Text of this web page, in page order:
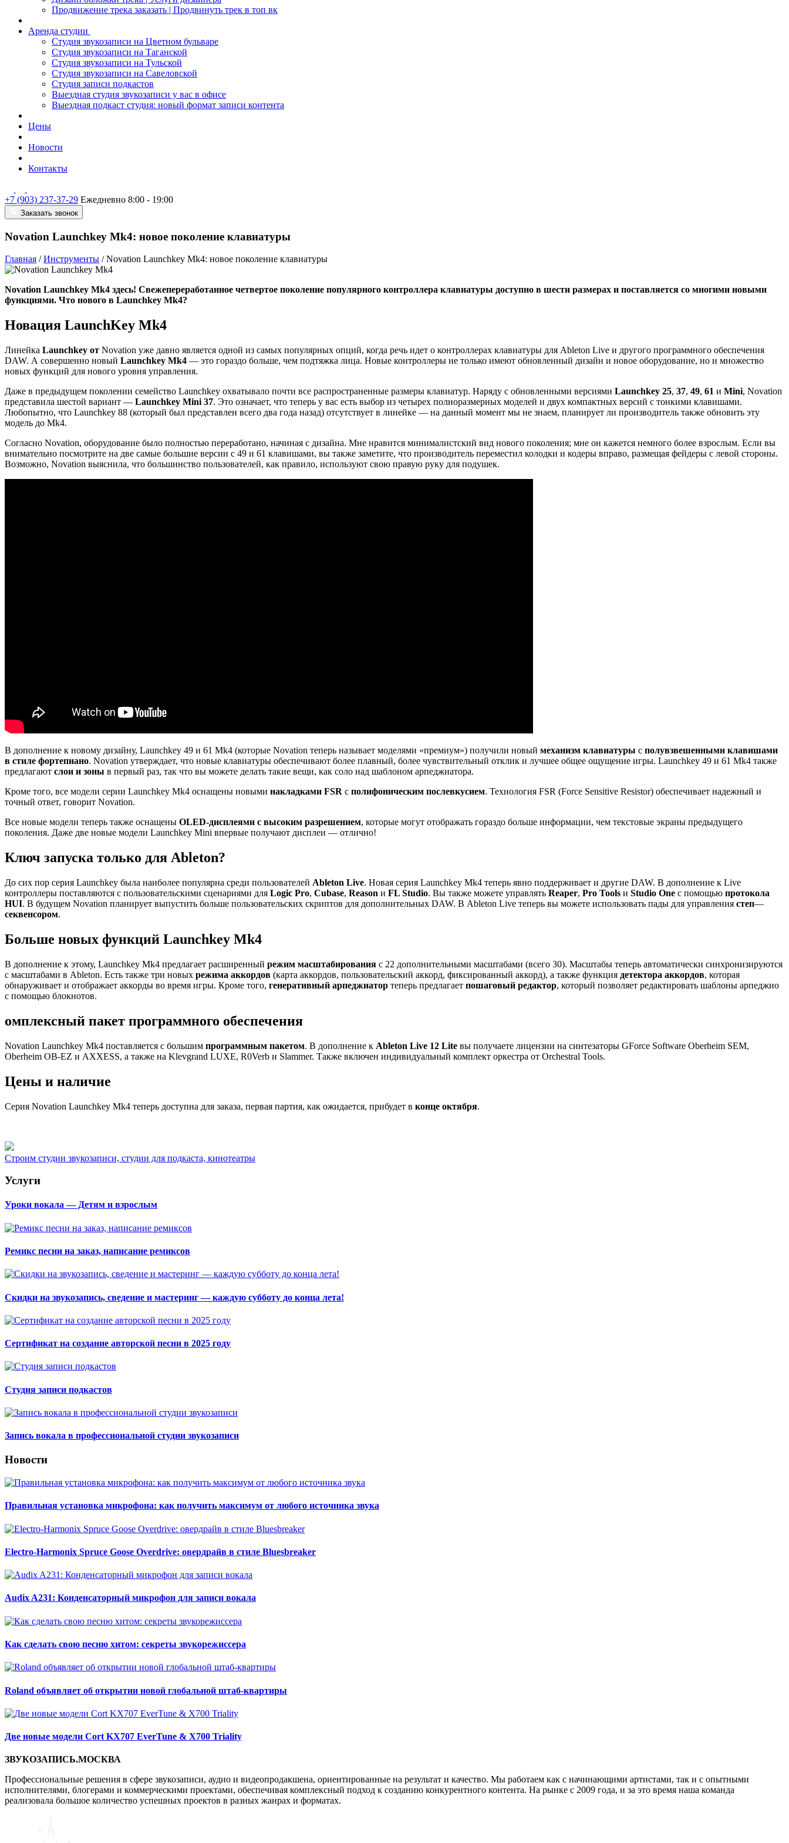
Продвижение трека заказать | Продвинуть трек в топ вк
Аренда студии
Студия звукозаписи на Цветном бульваре
Студия звукозаписи на Таганской
Студия звукозаписи на Тульской
Студия звукозаписи на Савеловской
Студия записи подкастов
Выездная студия звукозаписи у вас в офисе
Выездная подкаст студия: новый формат записи контента
Цены
Новости
Контакты
+7 (903) 237-37-29 Ежедневно 8:00 - 19:00
Заказать звонок
Novation Launchkey Mk4: новое поколение клавиатуры
Главная /Инструменты /Novation Launchkey Mk4: новое поколение клавиатуры
Novation Launchkey Mk4 здесь! Свежепереработанное четвертое поколение популярного контроллера клавиатуры доступно в шести размерах и поставляется со многими новыми
функциями. Что нового в Launchkey Mk4?
Новация LaunchKey Mk4
Линейка Launchkey от Novation уже давно является одной из самых популярных опций, когда речь идет о контроллерах клавиатуры для Ableton Live и другого программного обеспечения
DAW. А совершенно новый Launchkey Mk4 — это гораздо больше, чем подтяжка лица. Новые контроллеры не только имеют обновленный дизайн и новое оборудование, но и множество
новых функций для нового уровня управления.
Даже в предыдущем поколении семейство Launchkey охватывало почти все распространенные размеры клавиатур. Наряду с обновленными версиями Launchkey 25, 37, 49, 61 и Mini, Novation
представила шестой вариант — Launchkey Mini 37. Это означает, что теперь у вас есть выбор из четырех полноразмерных моделей и двух компактных версий с тонкими клавишами.
Любопытно, что Launchkey 88 (который был представлен всего два года назад) отсутствует в линейке — на данный момент мы не знаем, планирует ли производитель также обновить эту
модель до Mk4.
Согласно Novation, оборудование было полностью переработано, начиная с дизайна. Мне нравится минималистский вид нового поколения; мне он кажется немного более взрослым. Если вы
внимательно посмотрите на две самые большие версии с 49 и 61 клавишами, вы также заметите, что производитель переместил колодки и кодеры вправо, размещая фейдеры с левой стороны.
Возможно, Novation выяснила, что большинство пользователей, как правило, используют свою правую руку для подушек.
В дополнение к новому дизайну, Launchkey 49 и 61 Mk4 (которые Novation теперь называет моделями «премиум») получили новый механизм клавиатуры с полувзвешенными клавишами
в стиле фортепиано. Novation утверждает, что новые клавиатуры обеспечивают более плавный, более чувствительный отклик и лучшее общее ощущение игры. Launchkey 49 и 61 Mk4 также
предлагают слои и зоны в первый раз, так что вы можете делать такие вещи, как соло над шаблоном арпеджиатора.
Кроме того, все модели серии Launchkey Mk4 оснащены новыми накладками FSR с полифоническим послевкусием. Технология FSR (Force Sensitive Resistor) обеспечивает надежный и
точный ответ, говорит Novation.
Все новые модели теперь также оснащены OLED-дисплеями с высоким разрешением, которые могут отображать гораздо больше информации, чем текстовые экраны предыдущего
поколения. Даже две новые модели Launchkey Mini впервые получают дисплеи — отлично!
Ключ запуска только для Ableton?
До сих пор серия Launchkey была наиболее популярна среди пользователей Ableton Live. Новая серия Launchkey Mk4 теперь явно поддерживает и другие DAW. В дополнение к Live
контроллеры поставляются с пользовательскими сценариями для Logic Pro, Cubase, Reason и FL Studio. Вы также можете управлять Reaper, Pro Tools и Studio One с помощью протокола
HUI. В будущем Novation планирует выпустить больше пользовательских скриптов для дополнительных DAW. В Ableton Live теперь вы можете использовать пады для управления степ—
секвенсором.
Больше новых функций Launchkey Mk4
В дополнение к этому, Launchkey Mk4 предлагает расширенный режим масштабирования с 22 дополнительными масштабами (всего 30). Масштабы теперь автоматически синхронизируются
с масштабами в Ableton. Есть также три новых режима аккордов (карта аккордов, пользовательский аккорд, фиксированный аккорд), а также функция детектора аккордов, которая
обнаруживает и отображает аккорды во время игры. Кроме того, генеративный арпеджиатор теперь предлагает пошаговый редактор, который позволяет редактировать шаблоны арпеджио
с помощью блокнотов.
омплексный пакет программного обеспечения
Novation Launchkey Mk4 поставляется с большим программным пакетом. В дополнение к Ableton Live 12 Lite вы получаете лицензии на синтезаторы GForce Software Oberheim SEM,
Oberheim OB-EZ и AXXESS, а также на Klevgrand LUXE, R0Verb и Slammer. Также включен индивидуальный комплект оркестра от Orchestral Tools.
Цены и наличие
Серия Novation Launchkey Mk4 теперь доступна для заказа, первая партия, как ожидается, прибудет в конце октября.
Строим студии звукозаписи, студии для подкаста, кинотеатры
Услуги
Уроки вокала — Детям и взрослым
Ремикс песни на заказ, написание ремиксов
Скидки на звукозапись, сведение и мастеринг — каждую субботу до конца лета!
Сертификат на создание авторской песни в 2025 году
Студия записи подкастов
Запись вокала в профессиональной студии звукозаписи
Новости
Правильная установка микрофона: как получить максимум от любого источника звука
Electro-Harmonix Spruce Goose Overdrive: овердрайв в стиле Bluesbreaker
Audix A231: Конденсаторный микрофон для записи вокала
Как сделать свою песню хитом: секреты звукорежиссера
Roland объявляет об открытии новой глобальной штаб-квартиры
Две новые модели Cort KX707 EverTune & X700 Triality
ЗВУКОЗАПИСЬ.МОСКВА
Профессиональные решения в сфере звукозаписи, аудио и видеопродакшена, ориентированные на результат и качество. Мы работаем как с начинающими артистами, так и с опытными
исполнителями, блогерами и коммерческими проектами, обеспечивая комплексный подход к созданию конкурентного контента. На рынке с 2009 года, и за это время наша команда
реализовала большое количество успешных проектов в разных жанрах и форматах.